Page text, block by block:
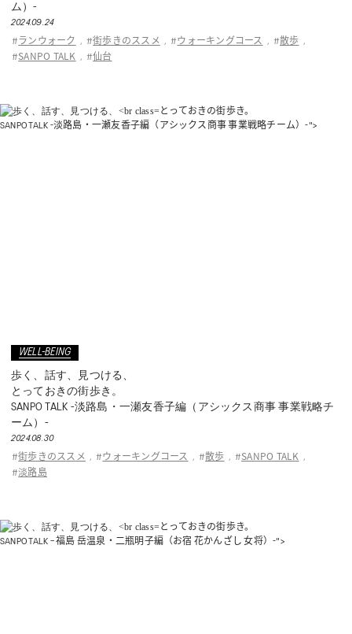
ム）-
2024.09.24
# ランウォーク , #街歩きのススメ , # ウォーキングコース , #散歩
,
# SANPO TALK , #仙台
とっておきの街歩き。
SANPO TALK -淡路島・一瀬友香子編（アシックス商事 事業戦略チーム）-">
WELL-BEING
歩く、話す、見つける、
とっておきの街歩き。
SANPO TALK -淡路島・一瀬友香子編（アシックス商事 事業戦略チ
ーム）-
2024.08.30
#街歩きのススメ , # ウォーキングコース , #散歩 , # SANPO TALK
,
# 淡路島
とっておきの街歩き。
SANPO TALK – 福島 岳温泉・二瓶明子編（お宿 花かんざし 女将）-">